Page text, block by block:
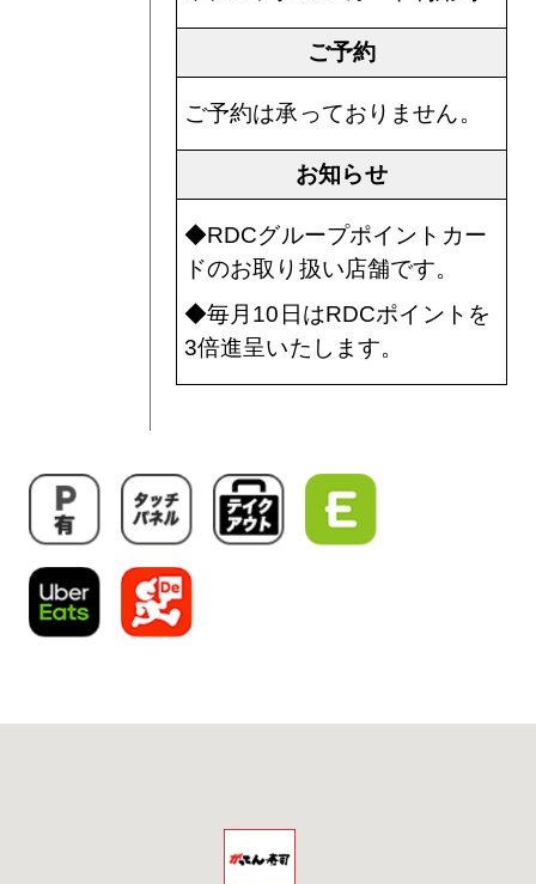
ご予約
ご予約は承っておりません。
お知らせ
◆RDCグループポイントカー
ドのお取り扱い店舗です。
◆毎月10日はRDCポイントを
3倍進呈いたします。